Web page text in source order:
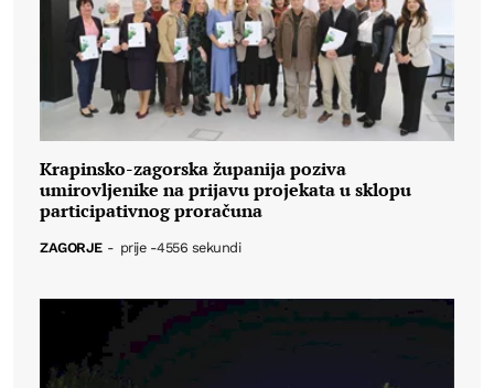
Krapinsko-zagorska županija poziva
umirovljenike na prijavu projekata u sklopu
participativnog proračuna
ZAGORJE - prije -4556 sekundi